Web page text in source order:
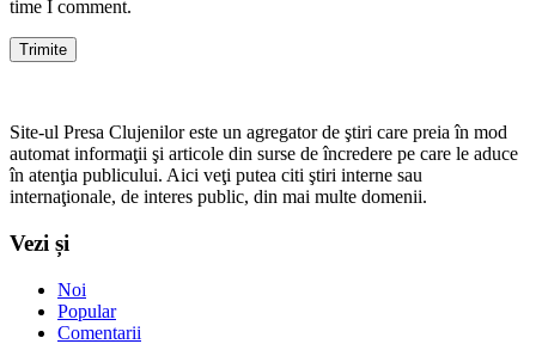
time I comment.
Site-ul Presa Clujenilor este un agregator de ştiri care preia în mod
automat informaţii şi articole din surse de încredere pe care le aduce
în atenţia publicului. Aici veţi putea citi ştiri interne sau
internaţionale, de interes public, din mai multe domenii.
Vezi și
Noi
Popular
Comentarii